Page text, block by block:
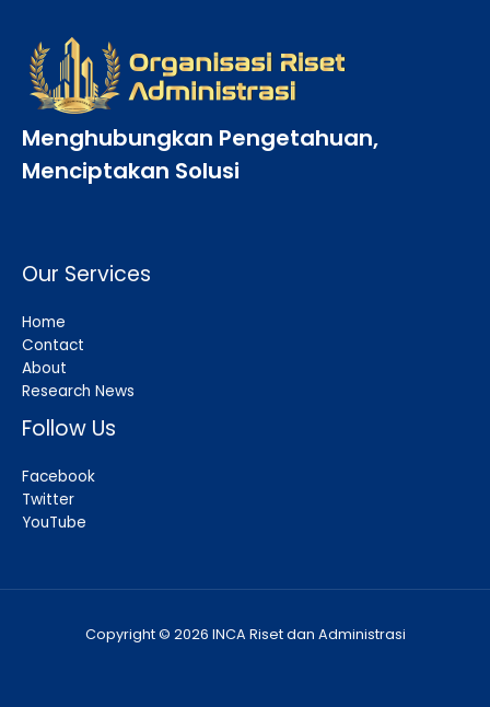
Menghubungkan Pengetahuan,
Menciptakan Solusi
Our Services
Home
Contact
About
Research News
Follow Us
Facebook
Twitter
YouTube
Copyright © 2026 INCA Riset dan Administrasi